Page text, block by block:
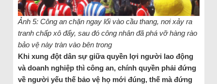
Ảnh 5: Công an chặn ngay lối vào cầu thang, nơi xảy ra
tranh chấp xô đẩy, sau đó công nhân đã phá vỡ hàng rào
bảo vệ này tràn vào bên trong
Khi xung đột dân sự giữa quyền lợi người lao động
và doanh nghiệp thì công an, chính quyền phải đứng
về người yếu thế bảo vệ họ mới đúng, thế mà đứng